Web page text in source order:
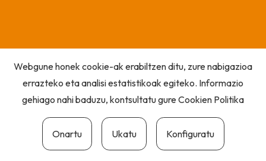
Webgune honek cookie-ak erabiltzen ditu, zure nabigazioa
errazteko eta analisi estatistikoak egiteko. Informazio
gehiago nahi baduzu, kontsultatu gureCookien Politika
Onartu Ukatu Konfiguratu